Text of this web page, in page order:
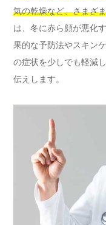
気の乾燥など、さまざ
は、冬に赤ら顔が悪化
果的な予防法やスキン
の症状を少しでも軽減
伝えします。